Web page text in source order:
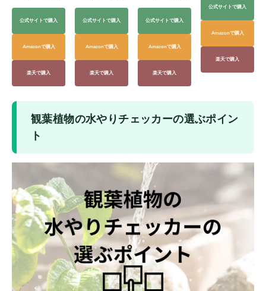
公式サイトで購入
Amazonで購入
楽天で購入
公式サイトで購入
Amazonで購入
楽天で購入
公式サイトで購入
Amazonで購入
楽天で購入
公式サイトで購入
Amazonで購入
楽天で購入
観葉植物の水やりチェッカーの選ぶポイン
ト